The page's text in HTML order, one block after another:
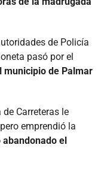
de Policía
pasó por el
municipio de Palmar
Carreteras le
emprendió la
el